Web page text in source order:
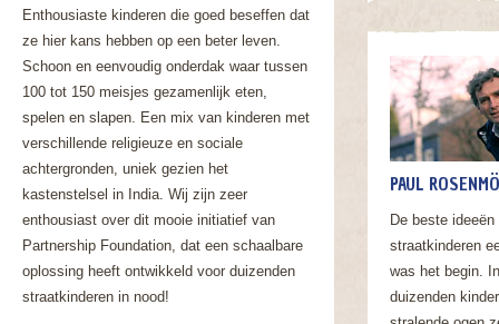
Enthousiaste kinderen die goed beseffen dat
ze hier kans hebben op een beter leven.
Schoon en eenvoudig onderdak waar tussen
100 tot 150 meisjes gezamenlijk eten,
spelen en slapen. Een mix van kinderen met
verschillende religieuze en sociale
achtergronden, uniek gezien het
kastenstelsel in India. Wij zijn zeer
enthousiast over dit mooie initiatief van
Partnership Foundation, dat een schaalbare
oplossing heeft ontwikkeld voor duizenden
straatkinderen in nood!
PAUL
De beste
straatkinderen
was het begin.
duizenden